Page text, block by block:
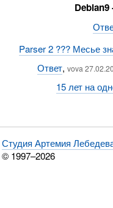
Parser 2 ??? Месье
Ответ,vova
15 лет на
Студия Артемия
© 1997–2026